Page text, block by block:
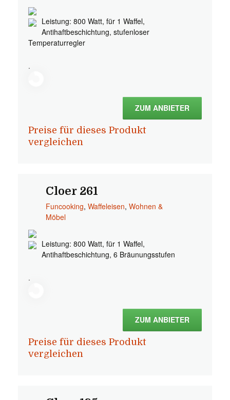
Leistung: 800 Watt, für 1 Waffel,
Antihaftbeschichtung, stufenloser
Temperaturregler
.
ZUM ANBIETER
Preise für dieses Produkt
vergleichen
Cloer 261
Funcooking, Waffeleisen, Wohnen &
Möbel
Leistung: 800 Watt, für 1 Waffel,
Antihaftbeschichtung, 6 Bräunungsstufen
.
ZUM ANBIETER
Preise für dieses Produkt
vergleichen